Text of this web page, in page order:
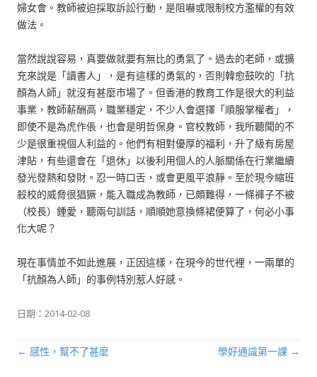
婦女會。教師被迫採取訴訟行動，是阻嚇或限制校方濫權的有效
做法。
當然說說容易，真要做就要有無比的勇氣了。過去的老師，或擴
充來說是「讀書人」，是有這樣的勇氣的，否則韓愈鼓吹的「抗
顏為人師」就沒有甚麼市場了。但香港的教育工作是很大的利益
事業，教師薪酬高，職業穩定，不少人會選擇「順服掌權者」，
即使不是為虎作倀，也會是明哲保身。官校教師，我所聽聞的不
少是很重視個人利益的。他們有相對優厚的福利，升了級有房屋
津貼，有些還會在「退休」以後利用個人的人脈關係在行業繼續
發光發熱和發財。忍一時口舌，或會更風平浪靜。至於現今縮班
殺校的威脅很猖獗，能入職成為教師，已頗難得，一條褲子不被
（校長）鍾愛，聽兩句訓話，順順她意換條裙便算了，何必小事
化大呢？
現在事情並不如此進展，正因這樣，在現今的世代裡，一兩單的
「抗顏為人師」的事例特別惹人好感。
日期： 2014-02-08
文章導航列
← 感性，幫不了甚麼 學好通識第一課 →